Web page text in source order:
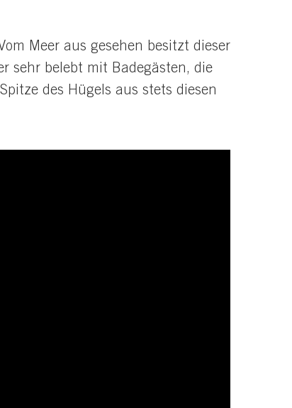
Meer aus gesehen besitzt dieser
sehr belebt mit Badegästen, die
des Hügels aus stets diesen